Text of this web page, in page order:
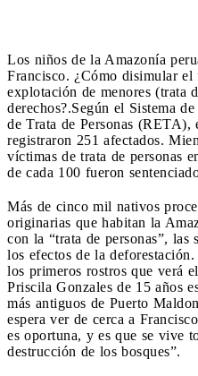
Los niños de la Amazonía
Francisco. ¿Cómo disimular
explotación de menores (trata
derechos?.Según el Sistema
de Trata de Personas
registraron 251 afectados.
víctimas de trata de personas
de cada 100 fueron
Más de cinco mil nativos
originarias que habitan la
con la “trata de personas”,
los efectos de la
los primeros rostros que verá
Priscila Gonzales de 15 años
más antiguos de Puerto
espera ver de cerca a
es oportuna, y es que se vive
destrucción de los bosques”.